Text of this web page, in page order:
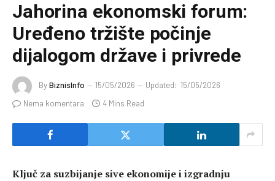
Jahorina ekonomski forum:
Uređeno tržište počinje
dijalogom države i privrede
ByBiznisInfo 15/05/2026 Updated: 15/05/2026
Nema komentara
4 Mins Read
Ključ za suzbijanje sive ekonomije i izgradnju